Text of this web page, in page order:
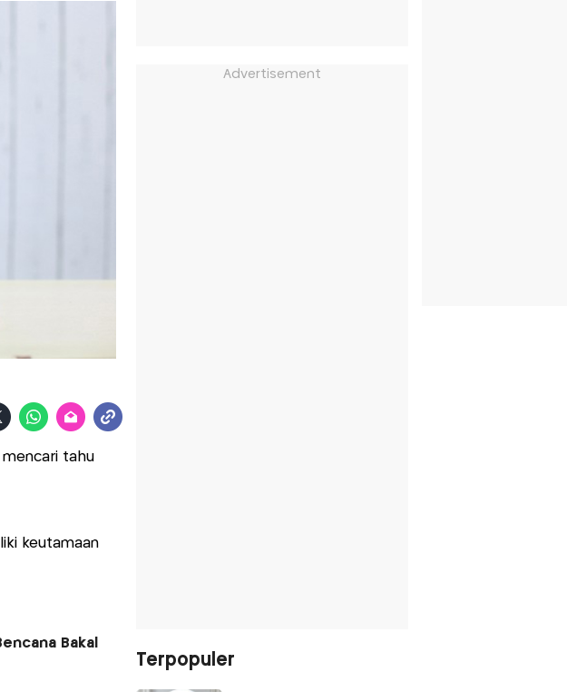
mencari tahu
keutamaan
Bakal
Advertisement
Terpopuler